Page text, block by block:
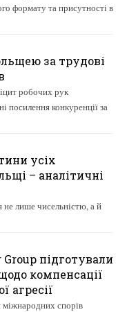
формату та присутності в
за трудові
робочих рук
посилення конкуренції за
усіх
– аналітичні
не лише чисельністю, а й
підготували
компенсації
агресії
міжнародних спорів